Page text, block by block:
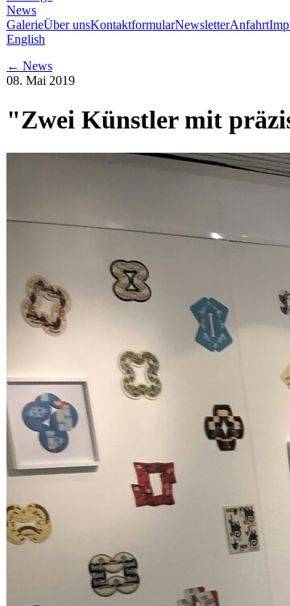
News
GalerieÜber unsKontaktformularNewsletterAnfahrt
English
← News
08. Mai 2019
"Zwei Künstler mit